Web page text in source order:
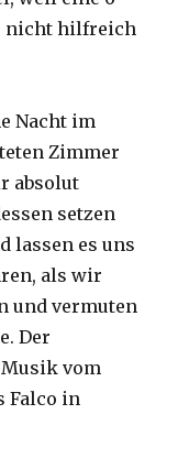
nicht hilfreich
Nacht im
Zimmer
absolut
setzen
lassen es uns
als wir
und vermuten
Der
vom
Falco in